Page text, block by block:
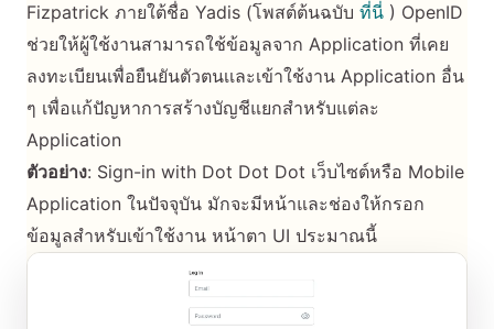
Fizpatrick ภายใต้ชื่อ Yadis (โพสต์ต้นฉบับ ที่นี่ ) OpenID
ช่วยให้ผู้ใช้งานสามารถใช้ข้อมูลจาก Application ที่เคย
ลงทะเบียนเพื่อยืนยันตัวตนเเละเข้าใช้งาน Application อื่น
ๆ เพื่อแก้ปัญหาการสร้างบัญชีแยกสำหรับแต่ละ
Application
ตัวอย่าง: Sign-in with Dot Dot Dot เว็บไซต์หรือ Mobile
Application ในปัจจุบัน มักจะมีหน้าและช่องให้กรอก
ข้อมูลสำหรับเข้าใช้งาน หน้าตา UI ประมาณนี้